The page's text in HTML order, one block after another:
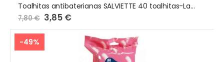
Toalhitas antibaterianas SALVIETTE 40 toalhitas-Lavanda
7,80 € Preço
Especial
3,85 €
-49%